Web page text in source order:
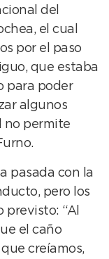
del
el cual
por el paso
que estaba
para poder
algunos
no permite
pasada con la
pero los
previsto: “Al
el caño
creíamos,